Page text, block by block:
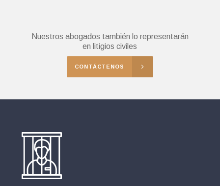
Nuestros abogados también lo representarán
en litigios civiles
CONTÁCTENOS